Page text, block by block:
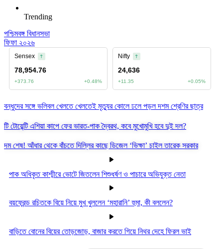
Trending
পশ্চিমবঙ্গ বিধানসভা
ফিফা ২০২৬
বন্ধুদের সঙ্গে ভলিবল খেলতে খেলতেই মৃত্যুর কোলে ঢলে পড়ল দশম শ্রেণির ছাত্র
টি টোয়েন্টি এশিয়া কাপে ফের ভারত-পাক দ্বৈরথ, কবে মুখোমুখি হবে দুই দল?
দম শেষ! আঁধার থেকে বাঁচতে দিল্লির কাছে ডিজেল ‘ভিক্ষা’ চাইল তারেক সরকার
পাক অধিকৃত কাশ্মীরে ভোটে জিতলেন শিশুধর্ষণ ও পাচারে অভিযুক্ত নেতা
বয়ফ্রেন্ড রচিতকে বিয়ে নিয়ে মুখ খুললেন ‘মহারানি’ হুমা, কী বললেন?
বাড়িতে বোনের বিয়ের তোড়জোড়, বাজার করতে গিয়ে নিথর দেহে ফিরল ভাই